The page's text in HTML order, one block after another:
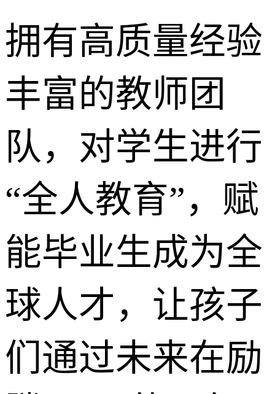
拥有高质量经验
丰富的教师团
队，对学生进行
“全人教育”，赋
能毕业生成为全
球人才，让孩子
们通过未来在励